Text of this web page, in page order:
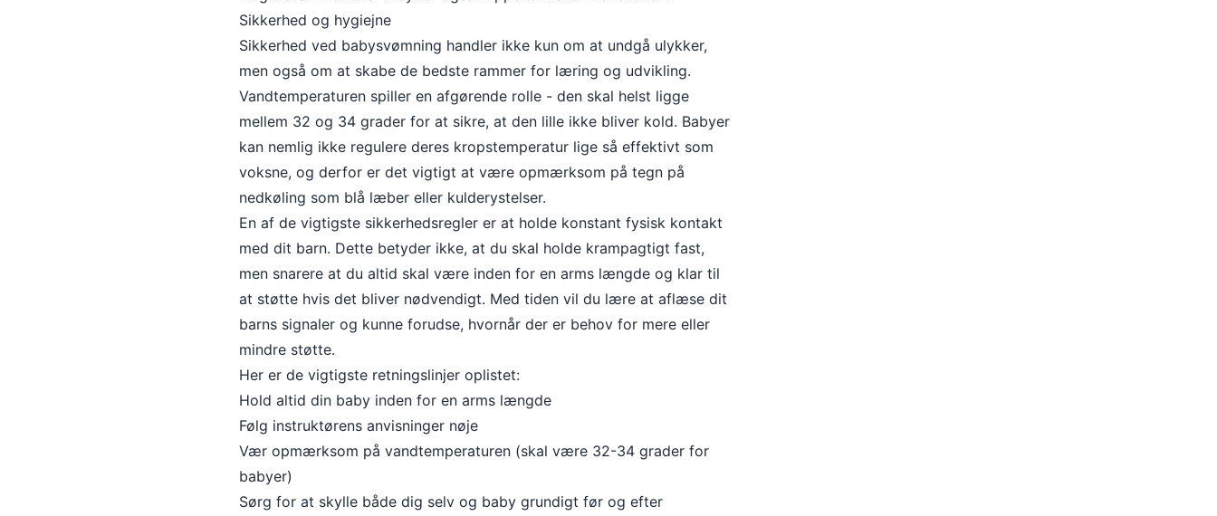
Sikkerhed og hygiejne
Sikkerhed ved babysvømning handler ikke kun om at undgå ulykker,
men også om at skabe de bedste rammer for læring og udvikling.
Vandtemperaturen spiller en afgørende rolle - den skal helst ligge
mellem 32 og 34 grader for at sikre, at den lille ikke bliver kold. Babyer
kan nemlig ikke regulere deres kropstemperatur lige så effektivt som
voksne, og derfor er det vigtigt at være opmærksom på tegn på
nedkøling som blå læber eller kulderystelser.
En af de vigtigste sikkerhedsregler er at holde konstant fysisk kontakt
med dit barn. Dette betyder ikke, at du skal holde krampagtigt fast,
men snarere at du altid skal være inden for en arms længde og klar til
at støtte hvis det bliver nødvendigt. Med tiden vil du lære at aflæse dit
barns signaler og kunne forudse, hvornår der er behov for mere eller
mindre støtte.
Her er de vigtigste retningslinjer oplistet:
Hold altid din baby inden for en arms længde
Følg instruktørens anvisninger nøje
Vær opmærksom på vandtemperaturen (skal være 32-34 grader for
babyer)
Sørg for at skylle både dig selv og baby grundigt før og efter